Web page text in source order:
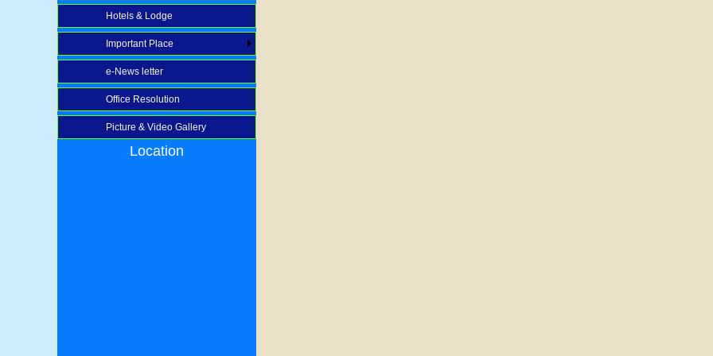
Hotels & Lodge
Important Place
e-News letter
Office Resolution
Picture & Video Gallery
Location